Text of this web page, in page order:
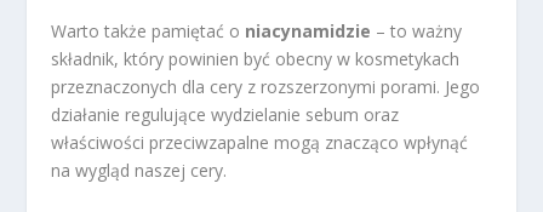
Warto także pamiętać o niacynamidzie – to ważny
składnik, który powinien być obecny w kosmetykach
przeznaczonych dla cery z rozszerzonymi porami. Jego
działanie regulujące wydzielanie sebum oraz
właściwości przeciwzapalne mogą znacząco wpłynąć
na wygląd naszej cery.